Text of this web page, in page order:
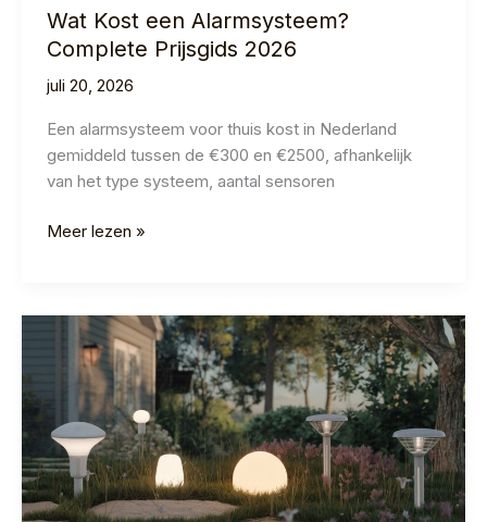
Wat Kost een Alarmsysteem?
Complete Prijsgids 2026
juli 20, 2026
Een alarmsysteem voor thuis kost in Nederland
gemiddeld tussen de €300 en €2500, afhankelijk
van het type systeem, aantal sensoren
Wat
Complete
Prijsgids
Meer lezen »